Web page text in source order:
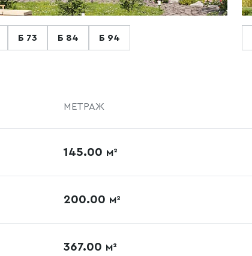
Б 73 Б 84 Б 94
МЕТРАЖ
145.00 М²
200.00 М²
367.00 М²